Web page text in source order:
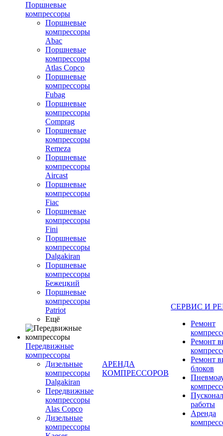
Поршневые
компрессоры
Поршневые
компрессоры
Abac
Поршневые
компрессоры
Atlas Copco
Поршневые
компрессоры
Fubag
Поршневые
компрессоры
Comprag
Поршневые
компрессоры
Remeza
Поршневые
компрессоры
Aircast
Поршневые
компрессоры
Fiac
Поршневые
компрессоры
Fini
Поршневые
компрессоры
Dalgakiran
Поршневые
компрессоры
Бежецкий
Поршневые
компрессоры
Patriot
Ещё
Передвижные
компрессоры
Дизельные
компрессоры
Dalgakiran
Передвижные
компрессоры
Alas Copco
Дизельные
компрессоры
АРЕНДА
КОМПРЕССОРОВ
СЕРВИС И
Ремонт
Ремонт
Ремонт
блоков
работы
Аренда